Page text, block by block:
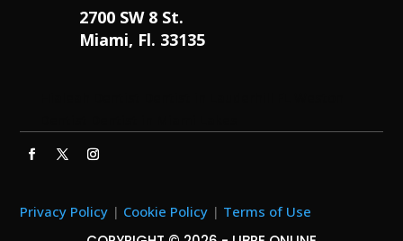
2700 SW 8 St.
Miami, Fl. 33135
Privacy Policy | Cookie Policy | Terms of Use